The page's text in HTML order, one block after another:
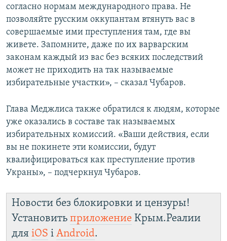
согласно нормам международного права. Не
позволяйте русским оккупантам втянуть вас в
совершаемые ими преступления там, где вы
живете. Запомните, даже по их варварским
законам каждый из вас без всяких последствий
может не приходить на так называемые
избирательные участки», – сказал Чубаров.
Глава Меджлиса также обратился к людям, которые
уже оказались в составе так называемых
избирательных комиссий. «Ваши действия, если
вы не покинете эти комиссии, будут
квалифицироваться как преступление против
Украны», – подчеркнул Чубаров.
Новости без блокировки и цензуры!
Установить приложение Крым.Реалии
для iOS і Android.